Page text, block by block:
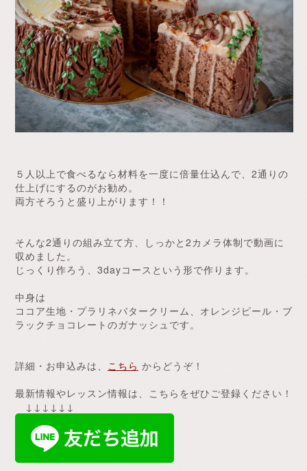
５人以上で食べるなら材料を一度に倍量仕込んで、2通りの
仕上げにするのがお勧め。
両方そろうと盛り上がります！！
そんな2通りの組み立て方、しっかと2カメラ体制で動画に
収めました。
じっくり作ろう、3dayコースという形で作ります。
中身は
ココア生地・プラリネバタークリーム、オレンジピール・ブ
ラックチョコレートのガナッシュです。
詳細・お申込みは、 こちら からどうぞ！
最新情報やレッスン情報は、こちらをぜひご登録ください！
↓↓↓↓↓↓